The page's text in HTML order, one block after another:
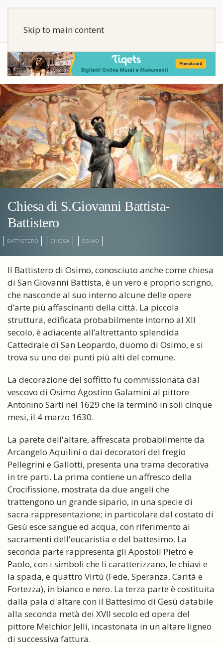
Skip to main content
Chiesa di S.Giovanni Battista-
Battistero
BATTISTERO CHIESA OSIMO
Il Battistero di Osimo, conosciuto anche come chiesa
di San Giovanni Battista, è un vero e proprio scrigno,
che nasconde al suo interno alcune delle opere
d’arte più affascinanti della città. La piccola
struttura, edificata probabilmente intorno al XII
secolo, è adiacente all’altrettanto splendida
Cattedrale di San Leopardo, duomo di Osimo, e si
trova su uno dei punti più alti del comune.
La decorazione del soffitto fu commissionata dal
vescovo di Osimo Agostino Galamini al pittore
Antonino Sarti nel 1629 che la terminò in soli cinque
mesi, il 4 marzo 1630.
La parete dell'altare, affrescata probabilmente da
Arcangelo Aquilini o dai decoratori del fregio
Pellegrini e Gallotti, presenta una trama decorativa
in tre parti. La prima contiene un affresco della
Crocifissione, mostrata da due angeli che
trattengono un grande sipario, in una specie di
sacra rappresentazione; in particolare dal costato di
Gesù esce sangue ed acqua, con riferimento ai
sacramenti dell'eucaristia e del battesimo. La
seconda parte rappresenta gli Apostoli Pietro e
Paolo, con i simboli che li caratterizzano, le chiavi e
la spada, e quattro Virtù (Fede, Speranza, Carità e
Fortezza), in bianco e nero. La terza parte è costituita
dalla pala d'altare con il Battesimo di Gesù databile
alla seconda metà dei XVII secolo ed opera del
pittore Melchior Jelli, incastonata in un altare ligneo
di successiva fattura.